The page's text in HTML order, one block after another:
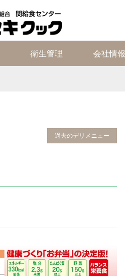
衛生管理 会社情報
過去のデリメニュー